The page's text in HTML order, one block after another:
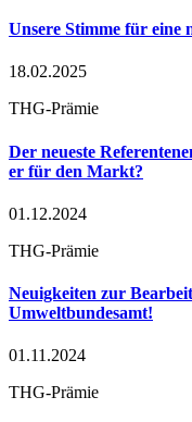
Unsere Stimme für
18.02.2025
THG-Prämie
Der neueste
er für den Markt?
01.12.2024
THG-Prämie
Neuigkeiten zur
Umweltbundesamt!
01.11.2024
THG-Prämie